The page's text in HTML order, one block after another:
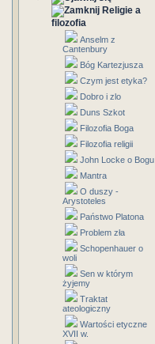
Religie a
filozofia
Anselm z
Cantenbury
Bóg Kartezjusza
Czym jest etyka?
Dobro i zlo
Duns Szkot
Filozofia Boga
Filozofia religii
John Locke o Bogu
Mantra
O duszy -
Arystoteles
Państwo Platona
Problem zła
Schopenhauer o
woli
Sen w którym
żyjemy
Traktat
ateologiczny
Wartości etyczne
XVII w.